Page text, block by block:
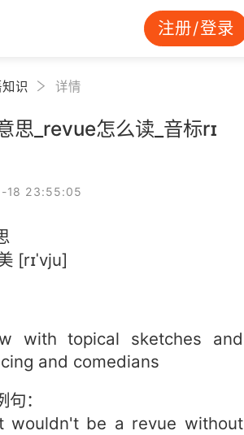
注册/登录
识 详情
思_revue怎么读_音标rɪ
18 23:55:05
[rɪˈvju]
with topical sketches and
and comedians
：
wouldn't be a revue without